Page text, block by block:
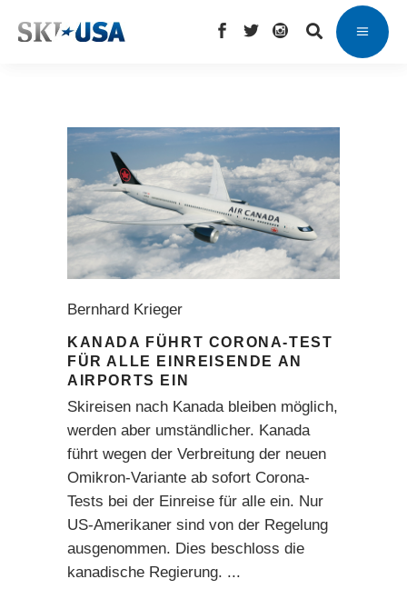
Bernhard Krieger
KANADA FÜHRT CORONA-TEST
FÜR ALLE EINREISENDE AN
AIRPORTS EIN
Skireisen nach Kanada bleiben möglich,
werden aber umständlicher. Kanada
führt wegen der Verbreitung der neuen
Omikron-Variante ab sofort Corona-
Tests bei der Einreise für alle ein. Nur
US-Amerikaner sind von der Regelung
ausgenommen. Dies beschloss die
kanadische Regierung.